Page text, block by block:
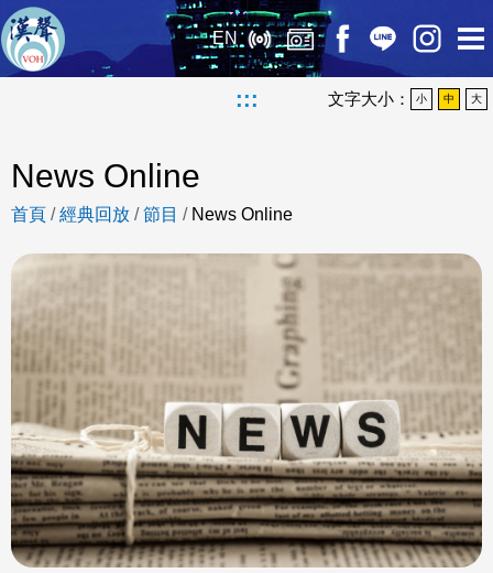
EN
::: 文字大小： 小 中 大
News Online
首頁 /經典回放 /節目 / News Online